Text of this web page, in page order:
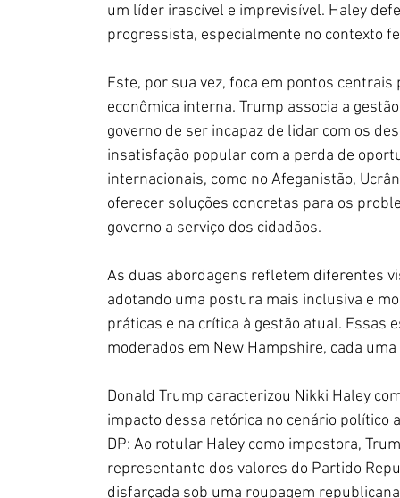
um líder irascível e imprevisível. Haley
progressista, especialmente no contexto
Este, por sua vez, foca em pontos
econômica interna. Trump associa a
governo de ser incapaz de lidar com os
insatisfação popular com a perda de
internacionais, como no Afeganistão,
oferecer soluções concretas para os
governo a serviço dos cidadãos.
As duas abordagens refletem diferentes
adotando uma postura mais inclusiva e
práticas e na crítica à gestão atual.
moderados em New Hampshire, cada
Donald Trump caracterizou Nikki Haley
impacto dessa retórica no cenário político
DP: Ao rotular Haley como impostora,
representante dos valores do Partido
disfarçada sob uma roupagem